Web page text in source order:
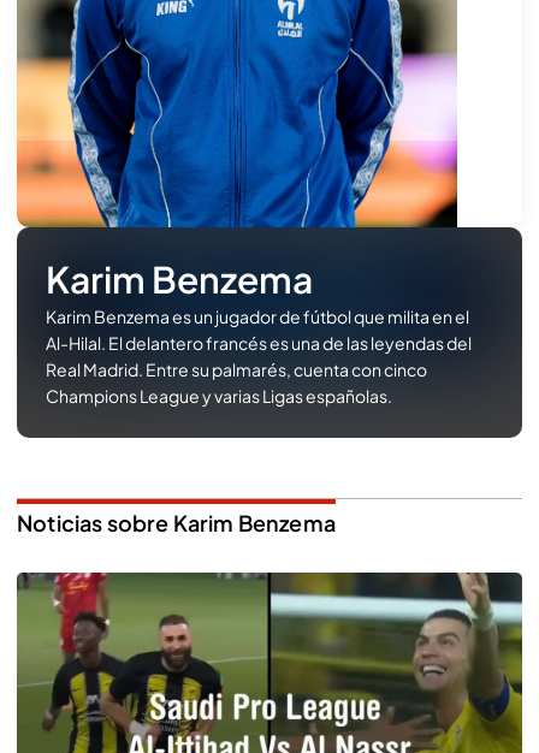
Karim Benzema
Karim Benzema es un jugador de fútbol que milita en el
Al-Hilal. El delantero francés es una de las leyendas del
Real Madrid. Entre su palmarés, cuenta con cinco
Champions League y varias Ligas españolas.
Noticias sobre Karim Benzema